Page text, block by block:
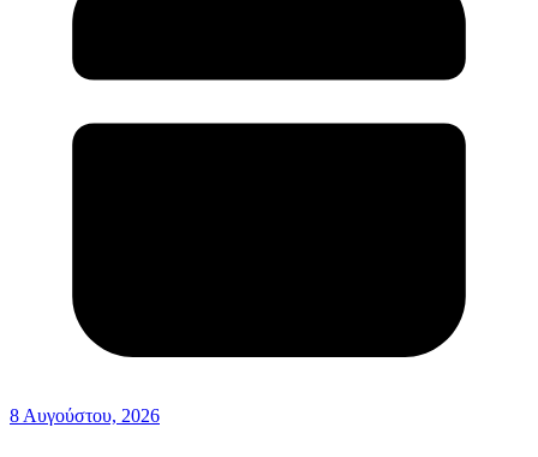
8 Αυγούστου, 2026